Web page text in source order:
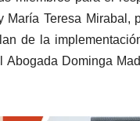
Teresa
de la
Abogada Dominga